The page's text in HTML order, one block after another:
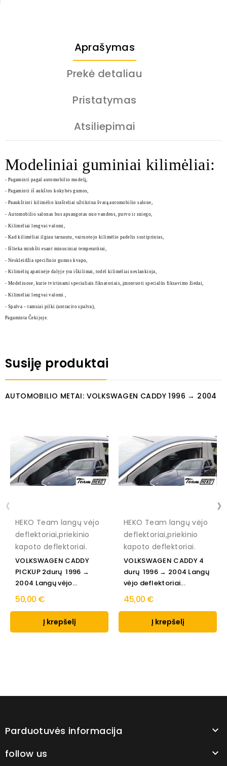
Aprašymas
Prekė detaliau
Pristatymas
Atsiliepimai
Modeliniai guminiai kilimėliai:
- Pagaminti pagal automobilio modelį,
- Pagaminti iš aukštos kokybės gumos,
- Paaukštinti kilimėlio krašteliai užtikrina švarą automobilio salone,
- Automobilio salonas bus apsaugotas nuo vandens, purvo ir sniego,
- Kilimėliai lengvai valomi,
- Kad kilimėliai ilgiau tarnautu, vairuotojo kilimėlio padelis sustiprintas,
- Išlieka minkšti esant minusiniai temperatūrai,
- Neskleidžia specifinio gumos kvapo,
- Kilimėlių apatinėje dalyje yra iškilimai, todėl kilimėliai neslankioja,
- Modeliuose, kurie tvirtinami specialiais fiksatoriais, įmontuoti specialūs fiksavimo žiedai,
- Kilimėliai lengvai valomi ,
- Spalva – tamsiai pilki (antracito spalva),
Pagaminta Čekijoje.
Susiję produktai
AUTOMOBILIO METAI: VOLKSWAGEN CADDY 1996 → 2004
HEKO Team langų vėjo
deflektoriai,priekinio
kapoto deflektoriai.
VOLKSWAGEN CADDY
PICKUP 2durų 1996 →
2004 Langų vėjo...
50,00 €
Į krepšelį
HEKO Team langų vėjo
deflektoriai,priekinio
kapoto deflektoriai.
VOLKSWAGEN CADDY 4
durų 1996 → 2004 Langų
vėjo deflektoriai...
45,00 €
Į krepšelį
‹ ›
Parduotuvės informacija 
follow us 